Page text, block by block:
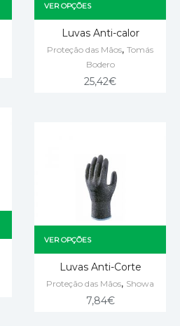
VER OPÇÕES
Luvas Anti-calor
Proteção das Mãos,Tomás
Bodero
25,42€
VER OPÇÕES
Luvas Anti-Corte
Proteção das Mãos, Showa
7,84€